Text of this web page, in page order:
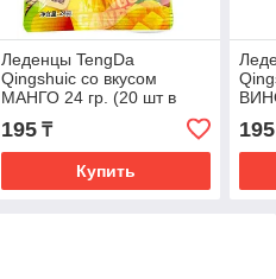
Леденцы TengDa
Qingshuic со вкусом
МАНГО 24 гр. (20 шт в
упак.)
195₸
Купить
195